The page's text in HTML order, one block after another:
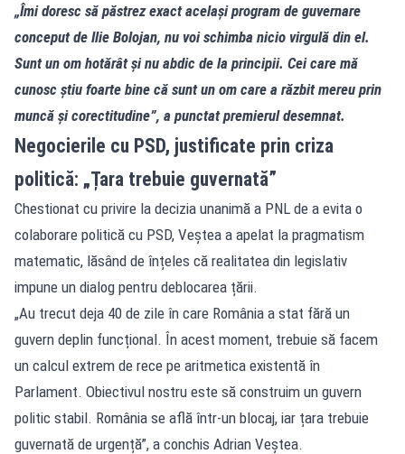
„Îmi doresc să păstrez exact același program de guvernare
conceput de Ilie Bolojan, nu voi schimba nicio virgulă din el.
Sunt un om hotărât și nu abdic de la principii. Cei care mă
cunosc știu foarte bine că sunt un om care a răzbit mereu prin
muncă și corectitudine”, a punctat premierul desemnat.
Negocierile cu PSD, justificate prin criza
politică: „Țara trebuie guvernată”
Chestionat cu privire la decizia unanimă a PNL de a evita o
colaborare politică cu PSD, Veștea a apelat la pragmatism
matematic, lăsând de înțeles că realitatea din legislativ
impune un dialog pentru deblocarea țării.
„Au trecut deja 40 de zile în care România a stat fără un
guvern deplin funcțional. În acest moment, trebuie să facem
un calcul extrem de rece pe aritmetica existentă în
Parlament. Obiectivul nostru este să construim un guvern
politic stabil. România se află într-un blocaj, iar țara trebuie
guvernată de urgență”, a conchis Adrian Veștea.